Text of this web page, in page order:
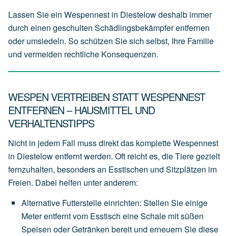
Lassen Sie ein Wespennest in Diestelow deshalb immer
durch einen geschulten Schädlingsbekämpfer entfernen
oder umsiedeln. So schützen Sie sich selbst, Ihre Familie
und vermeiden rechtliche Konsequenzen.
WESPEN VERTREIBEN STATT WESPENNEST
ENTFERNEN – HAUSMITTEL UND
VERHALTENSTIPPS
Nicht in jedem Fall muss direkt das komplette Wespennest
in Diestelow entfernt werden. Oft reicht es, die Tiere gezielt
fernzuhalten, besonders an Esstischen und Sitzplätzen im
Freien. Dabei helfen unter anderem:
Alternative Futterstelle einrichten: Stellen Sieeinige
Meterentferntvom Esstisch eineSchale mitsüßen
Speisen oderGetränken bereit und erneuern Siediese